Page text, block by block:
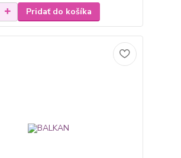
Pridať do košíka